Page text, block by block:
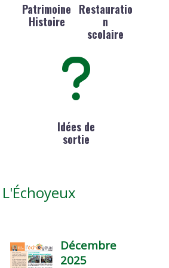
Patrimoine
Histoire
Restauratio
n
scolaire
Idées de
sortie
L'Échoyeux
Décembre
2025